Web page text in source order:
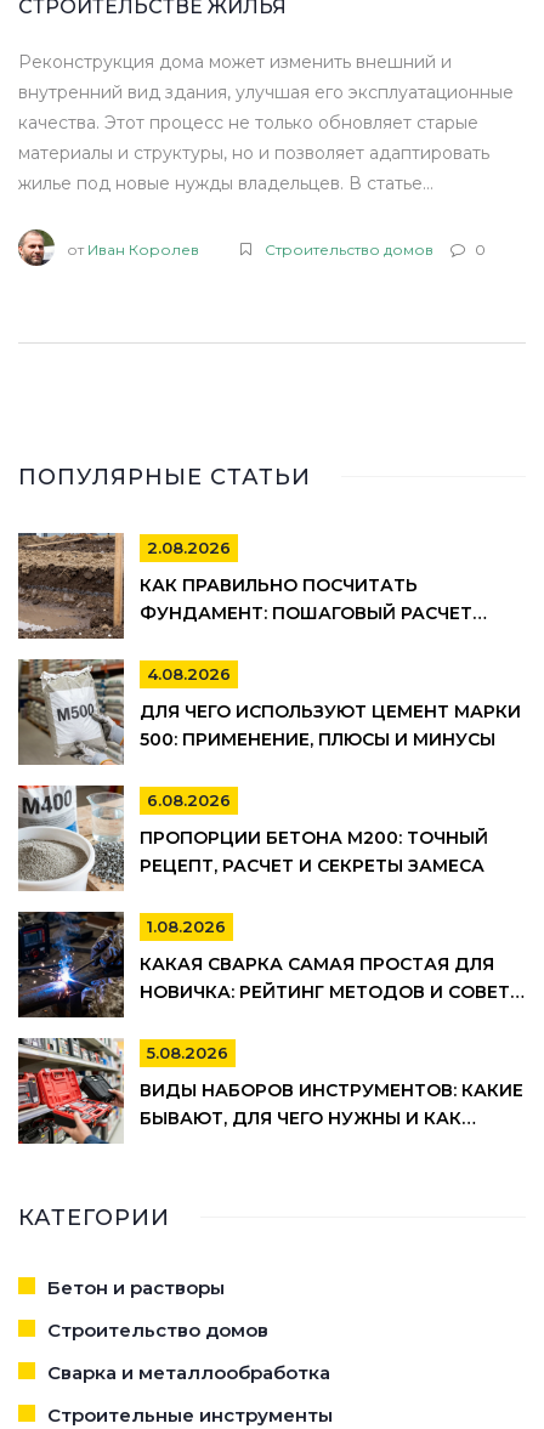
СТРОИТЕЛЬСТВЕ ЖИЛЬЯ
Реконструкция дома может изменить внешний и
внутренний вид здания, улучшая его эксплуатационные
качества. Этот процесс не только обновляет старые
материалы и структуры, но и позволяет адаптировать
жилье под новые нужды владельцев. В статье
преимущества и особенности. Узнайте о современных
от Иван Королев Строительство домов 0
ПОПУЛЯРНЫЕ СТАТЬИ
2.08.2026
КАК ПРАВИЛЬНО ПОСЧИТАТЬ
ФУНДАМЕНТ: ПОШАГОВЫЙ РАСЧЕТ
ОПАЛУБКИ
4.08.2026
ДЛЯ ЧЕГО ИСПОЛЬЗУЮТ ЦЕМЕНТ МАРКИ
500: ПРИМЕНЕНИЕ, ПЛЮСЫ И МИНУСЫ
6.08.2026
ПРОПОРЦИИ БЕТОНА М200: ТОЧНЫЙ
РЕЦЕПТ, РАСЧЕТ И СЕКРЕТЫ ЗАМЕСА
1.08.2026
КАКАЯ СВАРКА САМАЯ ПРОСТАЯ ДЛЯ
НОВИЧКА: РЕЙТИНГ МЕТОДОВ И СОВЕТЫ
5.08.2026
ВИДЫ НАБОРОВ ИНСТРУМЕНТОВ: КАКИЕ
БЫВАЮТ, ДЛЯ ЧЕГО НУЖНЫ И КАК
КАТЕГОРИИ
Бетон и растворы
Строительство домов
Сварка и металлообработка
Строительные инструменты